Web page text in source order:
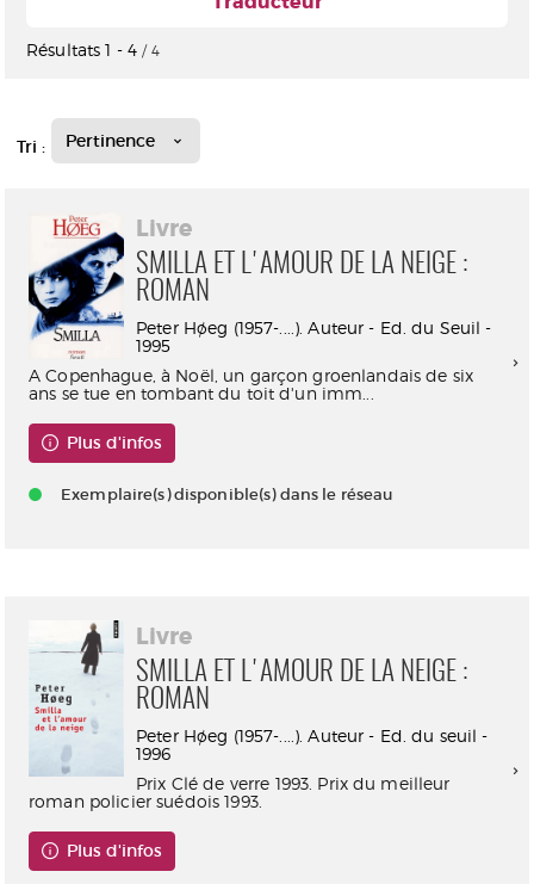
Résultats1 - 4 / 4
Tri : Pertinence
Livre
SMILLA ET L'AMOUR DE LA NEIGE :
ROMAN
Peter Høeg (1957-....). Auteur - Ed. du Seuil -
1995
A Copenhague, à Noël, un garçon groenlandais de six
ans se tue en tombant du toit d'un imm...
Plus d'infos
Exemplaire(s) disponible(s) dans le réseau
Livre
SMILLA ET L'AMOUR DE LA NEIGE :
ROMAN
Peter Høeg (1957-....). Auteur - Ed. du seuil -
1996
Prix Clé de verre 1993. Prix du meilleur
roman policier suédois 1993.
Plus d'infos